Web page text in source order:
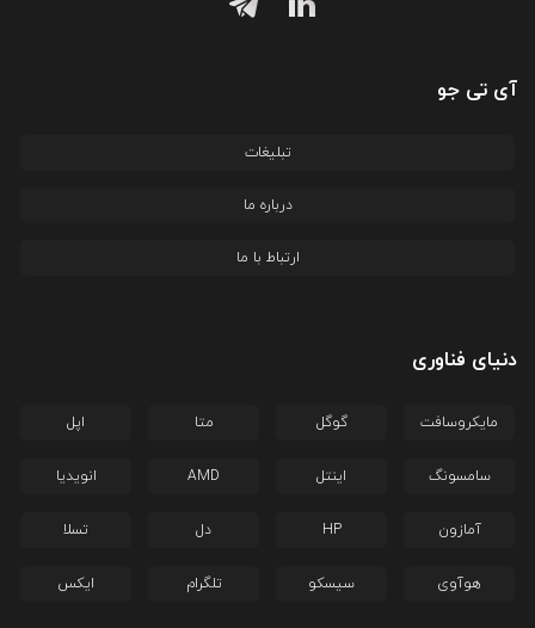
آی تی جو
تبلیغات
درباره ما
ارتباط با ما
دنیای فناوری
مایکروسافت گوگل متا اپل
سامسونگ اینتل AMD انویدیا
آمازون HP دل تسلا
هوآوی سیسکو تلگرام ایکس